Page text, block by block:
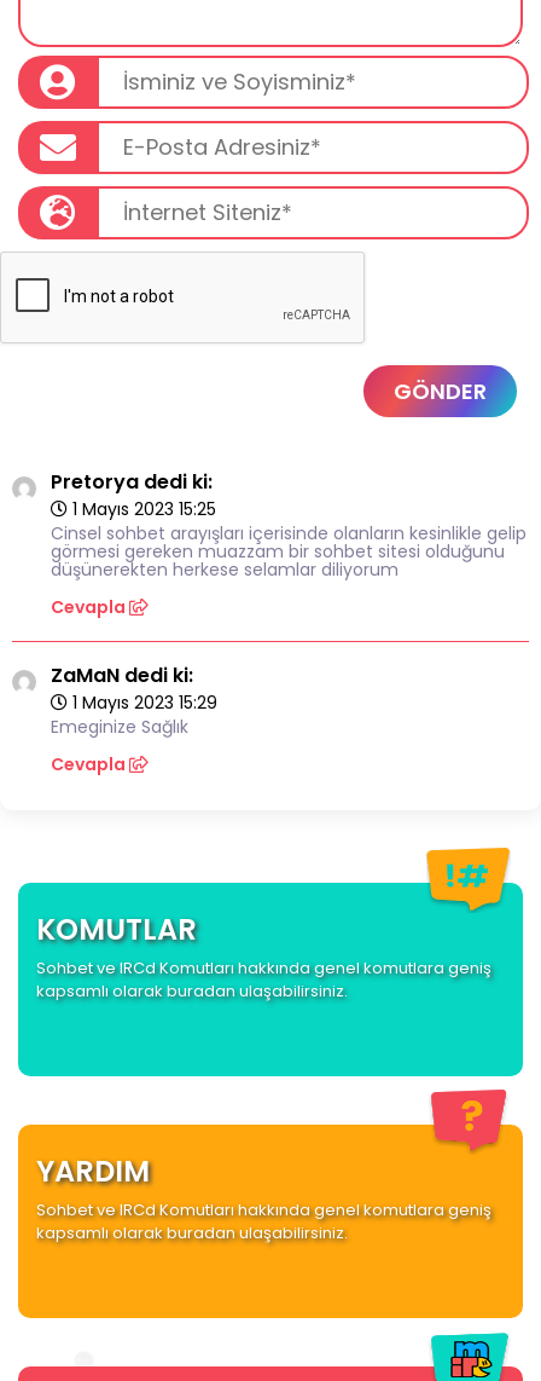
GÖNDER
Pretorya dedi ki:
1 Mayıs 2023 15:25
Cinsel sohbet arayışları içerisinde olanların kesinlikle gelip
görmesi gereken muazzam bir sohbet sitesi olduğunu
düşünerekten herkese selamlar diliyorum
Cevapla
ZaMaN dedi ki:
1 Mayıs 2023 15:29
Emeginize Sağlık
Cevapla
KOMUTLAR
Sohbet ve IRCd Komutları hakkında genel komutlara geniş
kapsamlı olarak buradan ulaşabilirsiniz.
YARDIM
Sohbet ve IRCd Komutları hakkında genel komutlara geniş
kapsamlı olarak buradan ulaşabilirsiniz.